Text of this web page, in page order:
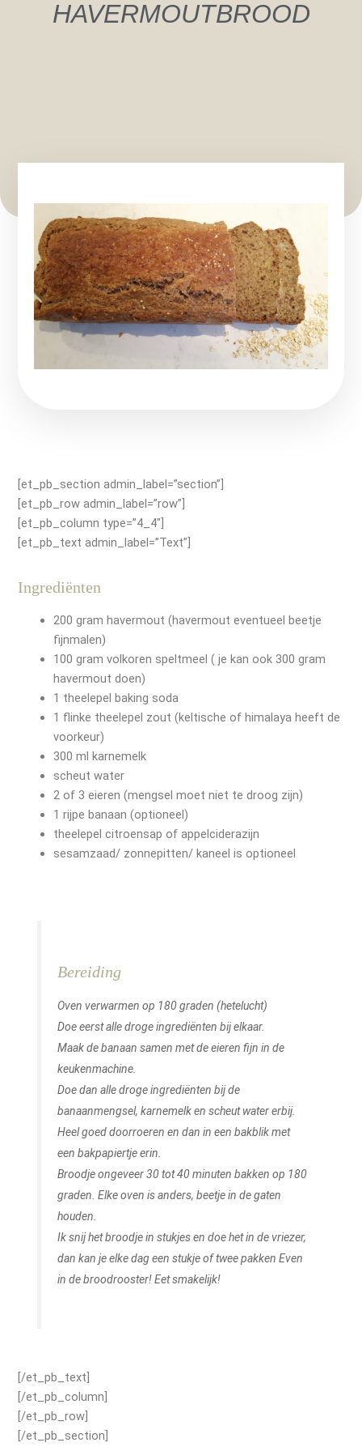
HAVERMOUTBROOD
[et_pb_section admin_label=”section”]
[et_pb_row admin_label=”row”]
[et_pb_column type=”4_4″]
[et_pb_text admin_label=”Text”]
Ingrediënten
200 gram havermout (havermout eventueel beetje
fijnmalen)
100 gram volkoren speltmeel ( je kan ook 300 gram
havermout doen)
1 theelepel baking soda
1 flinke theelepel zout (keltische of himalaya heeft de
voorkeur)
300 ml karnemelk
scheut water
2 of 3 eieren (mengsel moet niet te droog zijn)
1 rijpe banaan (optioneel)
theelepel citroensap of appelciderazijn
sesamzaad/ zonnepitten/ kaneel is optioneel
Bereiding
Oven verwarmen op 180 graden (hetelucht)
Doe eerst alle droge ingrediënten bij elkaar.
Maak de banaan samen met de eieren fijn in de
keukenmachine.
Doe dan alle droge ingrediënten bij de
banaanmengsel, karnemelk en scheut water erbij.
Heel goed doorroeren en dan in een bakblik met
een bakpapiertje erin.
Broodje ongeveer 30 tot 40 minuten bakken op 180
graden. Elke oven is anders, beetje in de gaten
houden.
Ik snij het broodje in stukjes en doe het in de vriezer,
dan kan je elke dag een stukje of twee pakken Even
in de broodrooster! Eet smakelijk!
[/et_pb_text]
[/et_pb_column]
[/et_pb_row]
[/et_pb_section]